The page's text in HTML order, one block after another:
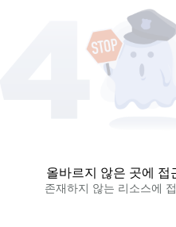
올바르지 않은 곳에 접
존재하지 않는 리소스에